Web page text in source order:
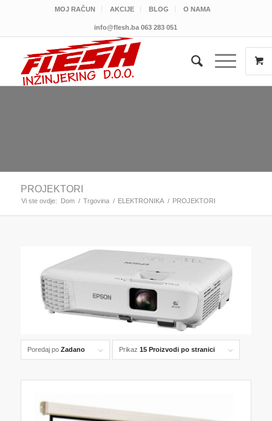
MOJ RAČUN AKCIJE BLOG O NAMA
info@flesh.ba 063 283 051
PROJEKTORI
Vi ste ovdje: Dom / Trgovina / ELEKTRONIKA / PROJEKTORI
Poredaj po Zadano Prikaz 15 Proizvodi po stranici